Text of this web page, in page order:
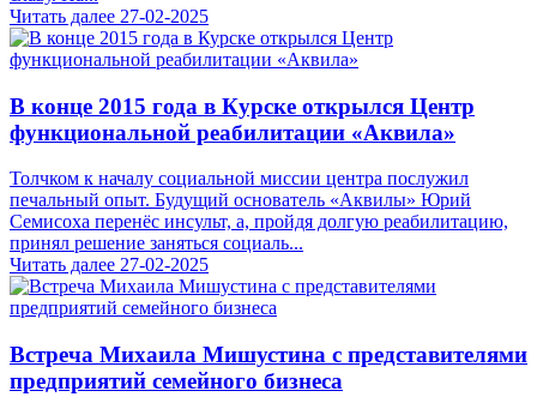
Читать далее 27-02-2025
В конце 2015 года в Курске открылся Центр
функциональной реабилитации «Аквила»
Толчком к началу социальной миссии центра послужил
печальный опыт. Будущий основатель «Аквилы» Юрий
Семисоха перенёс инсульт, а, пройдя долгую реабилитацию,
принял решение заняться социаль...
Читать далее 27-02-2025
Встреча Михаила Мишустина с представителями
предприятий семейного бизнеса